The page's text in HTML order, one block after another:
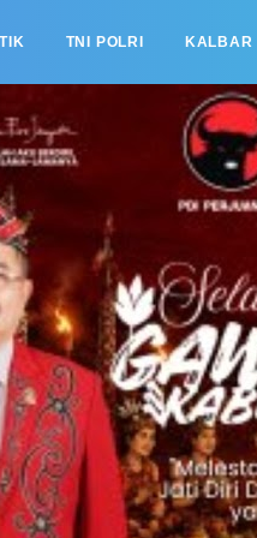
TNI POLRI KALBAR